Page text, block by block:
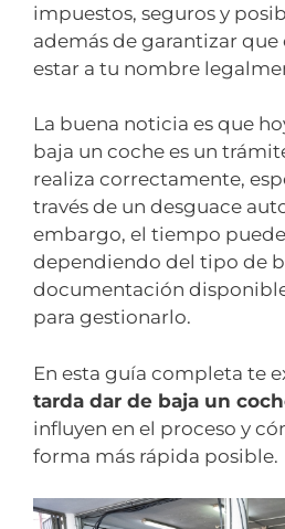
impuestos, seguros y
además de garantizar
estar a tu nombre
La buena noticia es que
baja un coche es un
realiza correctamente,
través de un desguace
embargo, el tiempo
dependiendo del tipo de
documentación
para gestionarlo.
En esta guía completa te
tarda dar de baja un
influyen en el proceso y
forma más rápida posible.